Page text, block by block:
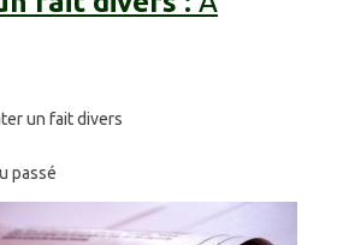
un fait divers
passé